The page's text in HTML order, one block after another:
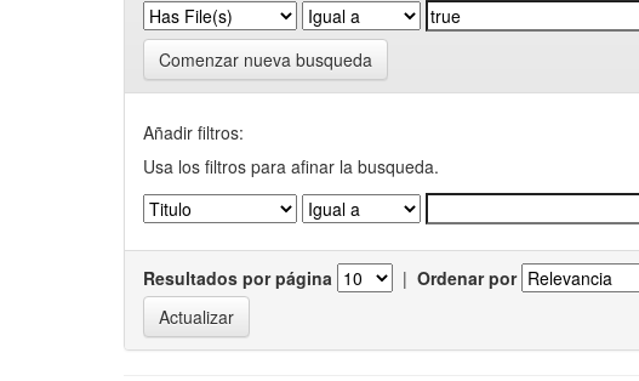
Comenzar nueva busqueda
Añadir filtros:
Usa los filtros para afinar la busqueda.
Resultados por página | Ordenar por